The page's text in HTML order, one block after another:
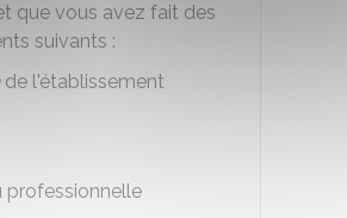
que vous avez fait des
suivants :
de l'établissement
professionnelle